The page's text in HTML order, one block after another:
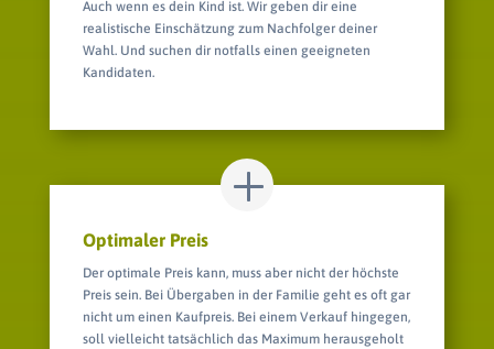
Auch wenn es dein Kind ist. Wir geben dir eine
realistische Einschätzung zum Nachfolger deiner
Wahl. Und suchen dir notfalls einen geeigneten
Kandidaten.
Optimaler Preis
Der optimale Preis kann, muss aber nicht der höchste
Preis sein. Bei Übergaben in der Familie geht es oft gar
nicht um einen Kaufpreis. Bei einem Verkauf hingegen,
soll vielleicht tatsächlich das Maximum herausgeholt